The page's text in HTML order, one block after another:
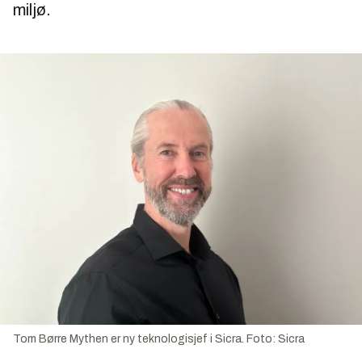
miljø.
Tom Børre Mythen er ny teknologisjef i Sicra. Foto: Sicra